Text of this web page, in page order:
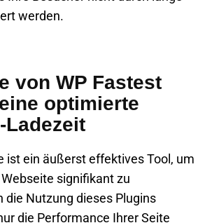
werden.
von WP Fastest
optimierte
Ladezeit
ist ein äußerst effektives Tool, um
signifikant zu
die Nutzung dieses Plugins
die Performance Ihrer Seite